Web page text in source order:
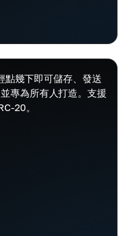
幾下即可儲存、發送
專為所有人打造。支援
20。